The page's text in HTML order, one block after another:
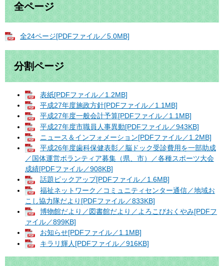
全ページ
全24ページ[PDFファイル／5.0MB]
分割ページ
表紙[PDFファイル／1.2MB]
平成27年度施政方針[PDFファイル／1.1MB]
平成27年度一般会計予算[PDFファイル／1.1MB]
平成27年度市職員人事異動[PDFファイル／943KB]
ニュース＆インフォメーション[PDFファイル／1.2MB]
平成26年度歯科保健表彰／脳ドック受診費用を一部助成
／国体運営ボランティア募集（県、市）／各種スポーツ大会
成績[PDFファイル／908KB]
話題ピックアップ[PDFファイル／1.6MB]
福祉ネットワーク／コミュニティセンター通信／地域お
こし協力隊だより[PDFファイル／833KB]
博物館だより／図書館だより／よろこびおくやみ[PDFフ
ァイル／899KB]
お知らせ[PDFファイル／1.1MB]
キラリ輝人[PDFファイル／916KB]